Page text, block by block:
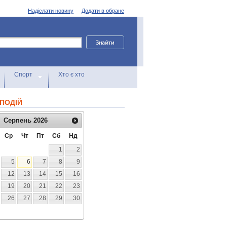
Додати в обране
Надіслати новину
Спорт Хто є хто
Серпень 2026
Ср Чт Пт Сб
Нд
1
2
5 6 7 8
9
12 13 14 15
16
19 20 21 22
23
26 27 28 29
30